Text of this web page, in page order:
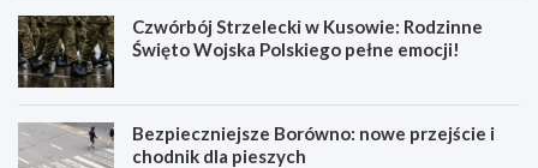
Czwórbój Strzelecki w Kusowie: Rodzinne
Święto Wojska Polskiego pełne emocji!
Bezpieczniejsze Borówno: nowe przejście i
chodnik dla pieszych